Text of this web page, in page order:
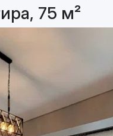
75 м²